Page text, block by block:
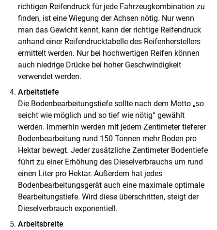
richtigen Reifendruck für jede Fahrzeugkombination zu
finden, ist eine Wiegung der Achsen nötig. Nur wenn
man das Gewicht kennt, kann der richtige Reifendruck
anhand einer Reifendrucktabelle des Reifenherstellers
ermittelt werden. Nur bei hochwertigen Reifen können
auch niedrige Drücke bei hoher Geschwindigkeit
verwendet werden.
Arbeitstiefe
Die Bodenbearbeitungstiefe sollte nach dem Motto „so
seicht wie möglich und so tief wie nötig“ gewählt
werden. Immerhin werden mit jedem Zentimeter tieferer
Bodenbearbeitung rund 150 Tonnen mehr Boden pro
Hektar bewegt. Jeder zusätzliche Zentimeter Bodentiefe
führt zu einer Erhöhung des Dieselverbrauchs um rund
einen Liter pro Hektar. Außerdem hat jedes
Bodenbearbeitungsgerät auch eine maximale optimale
Bearbeitungstiefe. Wird diese überschritten, steigt der
Dieselverbrauch exponentiell.
Arbeitsbreite